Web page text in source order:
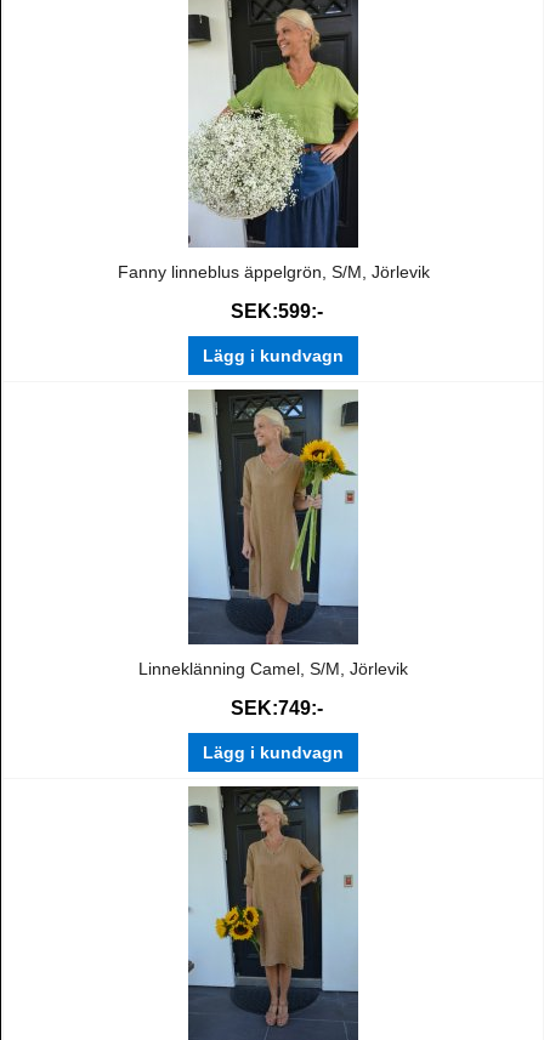
Fanny linneblus äppelgrön, S/M, Jörlevik
SEK:599:-
Lägg i kundvagn
Linneklänning Camel, S/M, Jörlevik
SEK:749:-
Lägg i kundvagn